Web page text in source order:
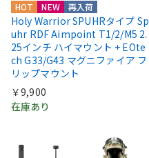
HOT NEW 再入荷
Holy Warrior SPUHRタイプ Sp
uhr RDF Aimpoint T1/2/M5 2.
25インチ ハイマウント + EOte
ch G33/G43 マグニファイア フ
リップマウント
￥9,900
在庫あり